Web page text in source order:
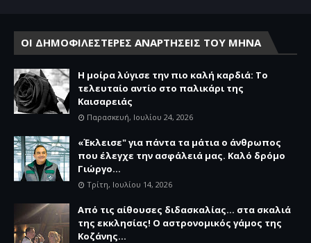
ΟΙ ΔΗΜΟΦΙΛΕΣΤΕΡΕΣ ΑΝΑΡΤΗΣΕΙΣ ΤΟΥ ΜΗΝΑ
Η μοίρα λύγισε την πιο καλή καρδιά: Το
τελευταίο αντίο στο παλικάρι της
Καισαρειάς
Παρασκευή, Ιουλίου 24, 2026
«Έκλεισε" για πάντα τα μάτια ο άνθρωπος
που έλεγχε την ασφάλειά μας. Καλό δρόμο
Γιώργο...
Τρίτη, Ιουλίου 14, 2026
Από τις αίθουσες διδασκαλίας… στα σκαλιά
της εκκλησίας! Ο αστρονομικός γάμος της
Κοζάνης...